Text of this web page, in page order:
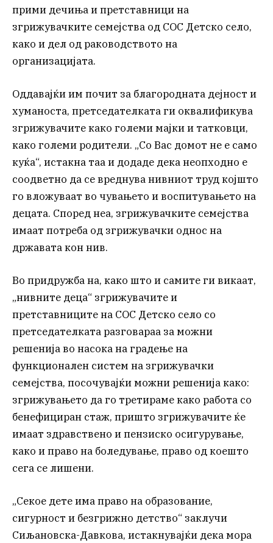
прими дечиња и претставници на
згрижувачките семејства од СОС Детско село,
како и дел од раководството на
организацијата.
Оддавајќи им почит за благородната дејност и
хуманоста, претседателката ги оквалификува
згрижувачите како големи мајки и татковци,
како големи родители. „Со Вас домот не е само
куќа“, истакна таа и додаде дека неопходно е
соодветно да се вреднува нивниот труд којшто
го вложуваат во чувањето и воспитувањето на
децата. Според неа, згрижувачките семејства
имаат потреба од згрижувачки однос на
државата кон нив.
Во придружба на, како што и самите ги викаат,
„нивните деца“ згрижувачите и
претставниците на СОС Детско село со
претседателката разговараа за можни
решенија во насока на градење на
функционален систем на згрижувачки
семејства, посочувајќи можни решенија како:
згрижувањето да го третираме како работа со
бенефициран стаж, пришто згрижувачите ќе
имаат здравствено и пензиско осигурување,
како и право на боледување, право од коешто
сега се лишени.
„Секое дете има право на образование,
сигурност и безгрижно детство“ заклучи
Сиљановска-Давкова, истакнувајќи дека мора